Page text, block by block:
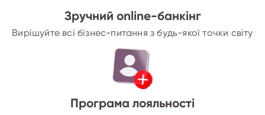
Зручний online-банкінг
Вирішуйте всі бізнес-питання з будь-якої точки світу
Програма лояльності